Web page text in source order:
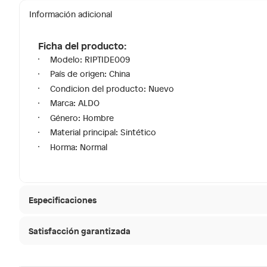
Información adicional
Ficha del producto:
Modelo: RIPTIDE009
País de origen: China
Condicion del producto: Nuevo
Marca: ALDO
Género: Hombre
Material principal: Sintético
Horma: Normal
Especificaciones
Hecho en
Satisfacción garantizada